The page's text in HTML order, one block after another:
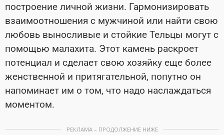
построение личной жизни. Гармонизировать
взаимоотношения с мужчиной или найти свою
любовь выносливые и стойкие Тельцы могут с
помощью малахита. Этот камень раскроет
потенциал и сделает свою хозяйку еще более
женственной и притягательной, попутно он
напоминает им о том, что надо наслаждаться
моментом.
РЕКЛАМА – ПРОДОЛЖЕНИЕ НИЖЕ